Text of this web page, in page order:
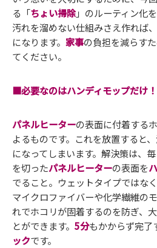
る「ちょい掃除」のルーティン化
汚れを溜めない仕組みさえ作れば
になります。 家事の負担を減らす
てください。
■必要なのはハンディモップだけ
パネルヒーターの表面に付着する
よるものです。これを放置すると
になってしまいます。解決策は、
を切ったパネルヒーターの表面を
でること。ウェットタイプではな
マイクロファイバーや化学繊維の
れでホコリが固着するのを防ぎ、
とができます。 5分もかからず完了
ックです。